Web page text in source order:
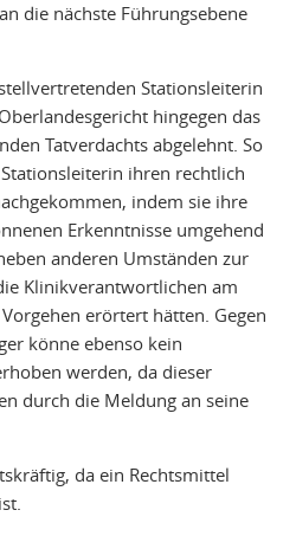
die nächste Führungsebene
Stationsleiterin
hingegen das
Tatverdachts abgelehnt. So
ihren rechtlich
indem sie ihre
Erkenntnisse umgehend
anderen Umständen zur
Klinikverantwortlichen am
erörtert hätten. Gegen
könne ebenso kein
werden, da dieser
durch die Meldung an seine
da ein Rechtsmittel